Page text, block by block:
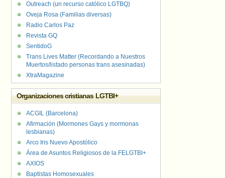
Outreach (un recurso católico LGTBQ)
Oveja Rosa (Familias diversas)
Radio Carlos Paz
Revista GQ
SentidoG
Trans Lives Matter (Recordando a Nuestros
Muertos/listado personas trans asesinadas)
XtraMagazine
Organizaciones cristianas LGTBI+
ACGIL (Barcelona)
Afirmación (Mormones Gays y mormonas
lesbianas)
Arco Iris Nuevo Apostólico
Área de Asuntos Religiosos de la FELGTBI+
AXIOS
Baptistas Homosexuales